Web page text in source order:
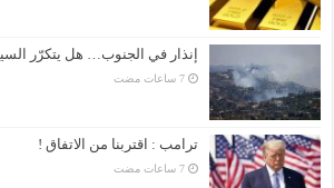
إنذار في الجنوب… هل يتكرّر
‏7 ساعات مضت
ترامب : اقتربنا من الاتفاق !
‏7 ساعات مضت